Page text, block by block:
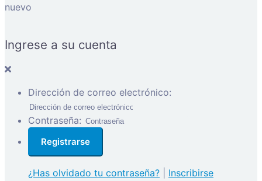
nuevo
Ingrese a su cuenta
Dirección de correo electrónico:
Contraseña:
¿Has olvidado tu contraseña?
Inscribirse